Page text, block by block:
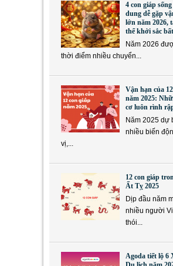
4 con giáp
dung dễ gặp
lớn năm 2026,
thể khởi sắc
Năm 2026
thời điểm nhiều chuyển...
Vận hạn của
năm 2025:
cơ luôn rình
Năm 2025 dự
nhiều biến
vị,...
12 con giáp
Ất Tỵ 2025
Dịp đầu năm
nhiều người
thói...
Agoda tiết lộ 6